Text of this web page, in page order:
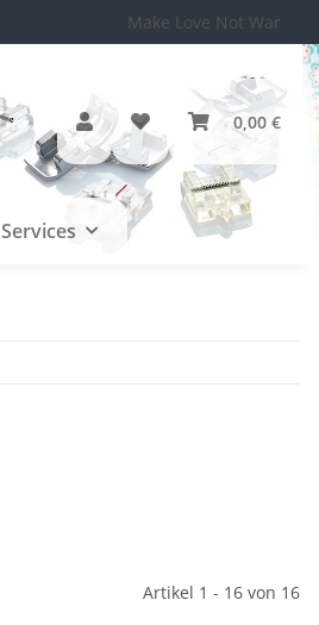
Make Love Not War
0,00 €
Services
Artikel 1 - 16 von 16